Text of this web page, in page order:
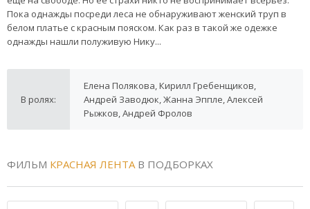
Пока однажды посреди леса не обнаруживают женский труп в
белом платье с красным пояском. Как раз в такой же одежке
однажды нашли полуживую Нику...
В ролях:
Елена Полякова, Кирилл Гребенщиков,
Андрей Заводюк, Жанна Эппле, Алексей
Рыжков, Андрей Фролов
ФИЛЬМ КРАСНАЯ ЛЕНТАВ ПОДБОРКАХ